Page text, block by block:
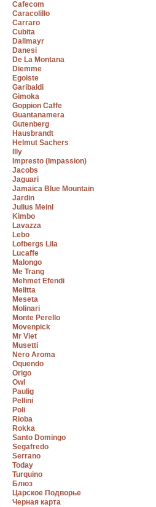
Cafecom
Caracolillo
Carraro
Cubita
Dallmayr
Danesi
De La Montana
Diemme
Egoiste
Garibaldi
Gimoka
Goppion Caffe
Guantanamera
Gutenberg
Hausbrandt
Helmut Sachers
Illy
Impresto (Impassion)
Jacobs
Jaguari
Jamaica Blue Mountain
Jardin
Julius Meinl
Kimbo
Lavazza
Lebo
Lofbergs Lila
Lucaffe
Malongo
Me Trang
Mehmet Efendi
Melitta
Meseta
Molinari
Monte Perello
Movenpick
Mr Viet
Musetti
Nero Aroma
Oquendo
Origo
Owl
Paulig
Pellini
Poli
Rioba
Rokka
Santo Domingo
Segafredo
Serrano
Today
Turquino
Блюз
Царское Подворье
Черная карта